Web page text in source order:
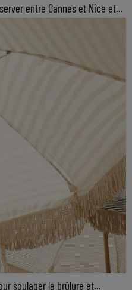
entre Cannes et Nice et...
soulager la brûlure et...